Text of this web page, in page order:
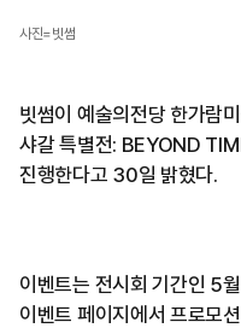
사진=빗썸
빗썸이 예술의전당 한가람
샤갈 특별전: BEYOND
진행한다고 30일 밝혔다.
이벤트는 전시회 기간인 5
이벤트 페이지에서 프로모